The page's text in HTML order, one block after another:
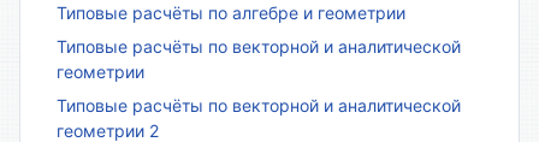
Типовые расчёты по алгебре и геометрии
Типовые расчёты по векторной и аналитической
геометрии
Типовые расчёты по векторной и аналитической
геометрии 2